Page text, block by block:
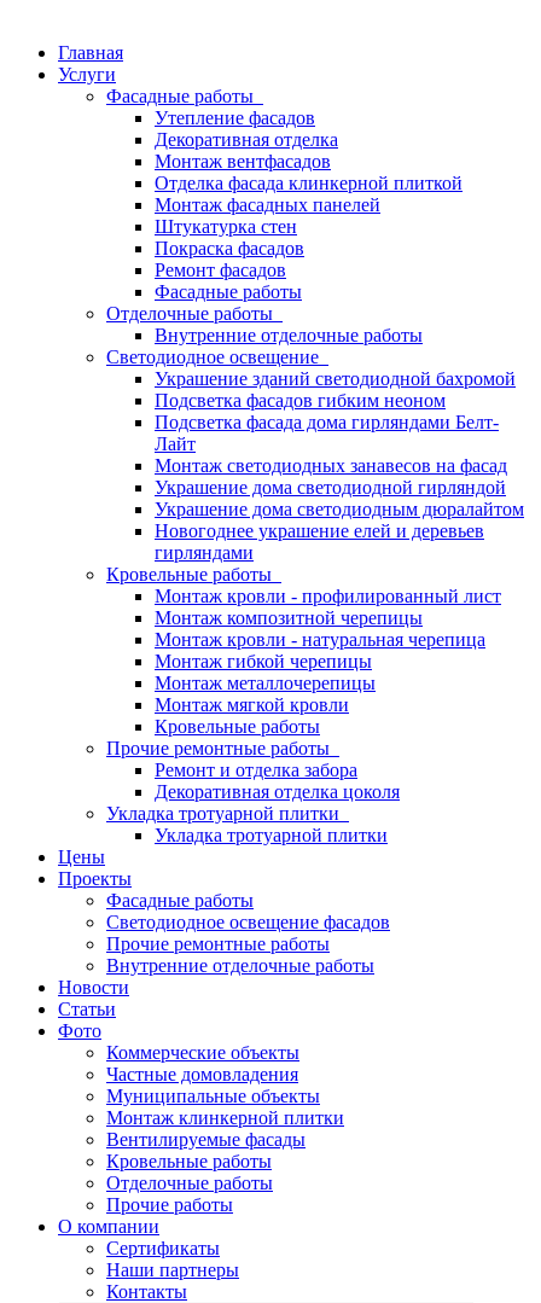
Главная
Услуги
Фасадные работы
Утепление фасадов
Декоративная отделка
Монтаж вентфасадов
Отделка фасада клинкерной плиткой
Монтаж фасадных панелей
Штукатурка стен
Покраска фасадов
Ремонт фасадов
Фасадные работы
Отделочные работы
Внутренние отделочные работы
Светодиодное освещение
Украшение зданий светодиодной бахромой
Подсветка фасадов гибким неоном
Подсветка фасада дома гирляндами Белт-
Лайт
Монтаж светодиодных занавесов на фасад
Украшение дома светодиодной гирляндой
Украшение дома светодиодным дюралайтом
Новогоднее украшение елей и деревьев
гирляндами
Кровельные работы
Монтаж кровли - профилированный лист
Монтаж композитной черепицы
Монтаж кровли - натуральная черепица
Монтаж гибкой черепицы
Монтаж металлочерепицы
Монтаж мягкой кровли
Кровельные работы
Прочие ремонтные работы
Ремонт и отделка забора
Декоративная отделка цоколя
Укладка тротуарной плитки
Укладка тротуарной плитки
Цены
Проекты
Фасадные работы
Светодиодное освещение фасадов
Прочие ремонтные работы
Внутренние отделочные работы
Новости
Статьи
Фото
Коммерческие объекты
Частные домовладения
Муниципальные объекты
Монтаж клинкерной плитки
Вентилируемые фасады
Кровельные работы
Отделочные работы
Прочие работы
О компании
Сертификаты
Наши партнеры
Контакты